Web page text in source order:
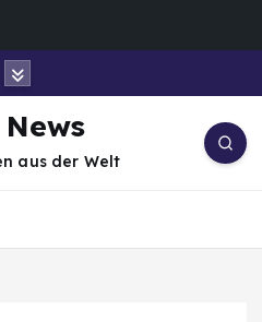
News
aus der Welt